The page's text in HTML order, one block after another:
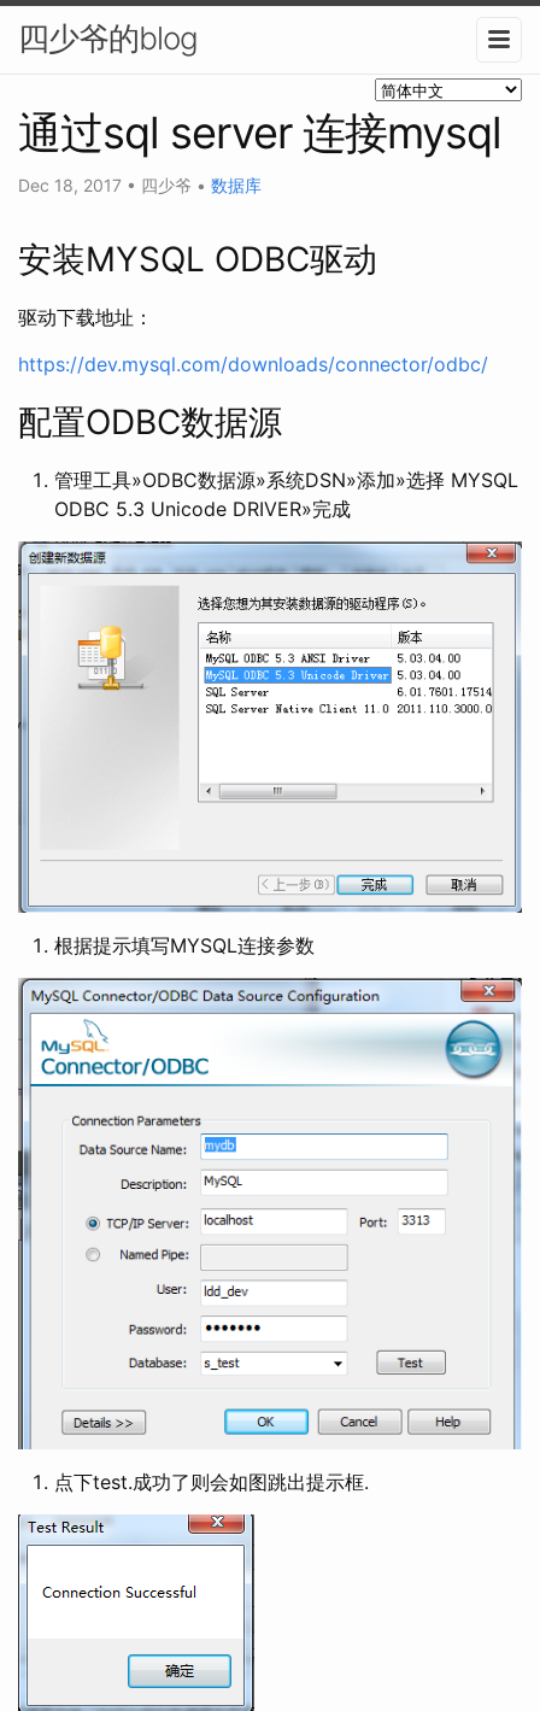
四少爷的blog
通过sql server 连接mysql
Dec 18, 2017 • 四少爷 • 数据库
安装MYSQL ODBC驱动
驱动下载地址：
https://dev.mysql.com/downloads/connector/odbc/
配置ODBC数据源
管理工具»ODBC数据源»系统DSN»添加»选择 MYSQL
ODBC 5.3 Unicode DRIVER»完成
根据提示填写MYSQL连接参数
点下test.成功了则会如图跳出提示框.